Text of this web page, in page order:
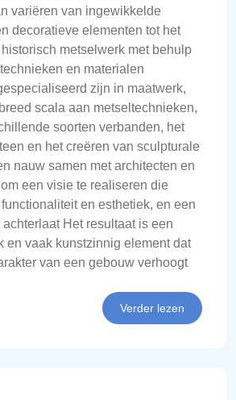
variëren van ingewikkelde
decoratieve elementen tot het
metselwerk met behulp
en materialen
zijn in maatwerk,
scala aan metseltechnieken,
soorten verbanden, het
en het creëren van sculpturale
nauw samen met architecten en
een visie te realiseren die
en esthetiek, en een
Het resultaat is een
en vaak kunstzinnig element dat
van een gebouw verhoogt
Verder lezen